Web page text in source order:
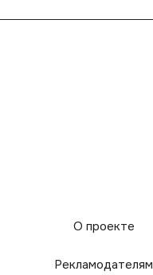
О проекте
Рекламодателям